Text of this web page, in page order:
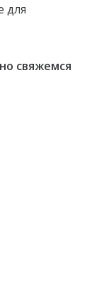
для
свяжемся